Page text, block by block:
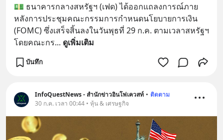
💵 ธนาคารกลางสหรัฐฯ (เฟด) ได้ออกแถลงการณ์ภาย
หลังการประชุมคณะกรรมการกำหนดนโยบายการเงิน
(FOMC) ซึ่งเสร็จสิ้นลงในวันพุธที่ 29 ก.ค. ตามเวลาสหรัฐฯ
โดยคณะกร... ดูเพิ่มเติม
บันทึก
InfoQuestNews - สำนักข่าวอินโฟเควสท์ • ติดตาม
30 ก.ค. เวลา 00:44 • หุ้น & เศรษฐกิจ